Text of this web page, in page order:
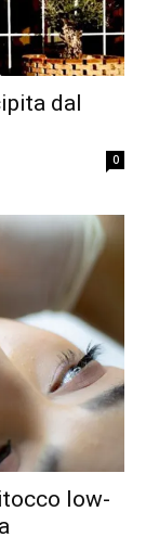
dal
0
low-